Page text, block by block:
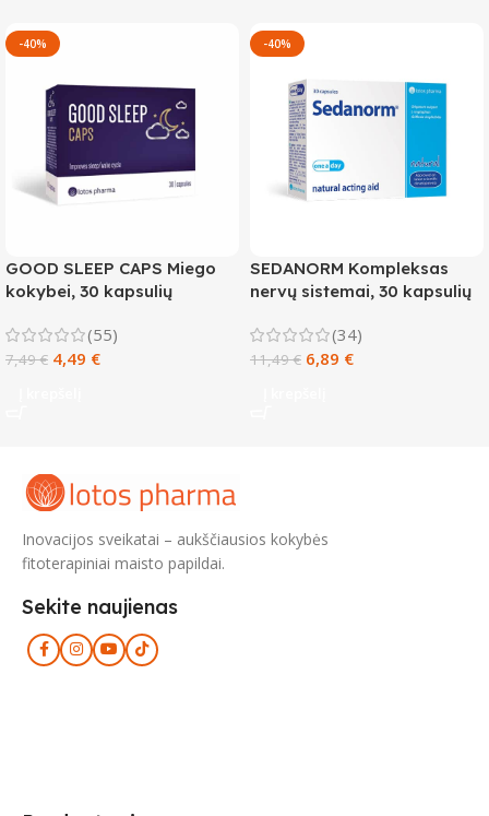
-40%
GOOD SLEEP CAPS Miego
kokybei, 30 kapsulių
(55)
7,49€ 4,49 €
-40%
SEDANORM Kompleksas
nervų sistemai, 30 kapsulių
(34)
11,49€ 6,89 €
Inovacijos sveikatai – aukščiausios kokybės
fitoterapiniai maisto papildai.
Sekite naujienas